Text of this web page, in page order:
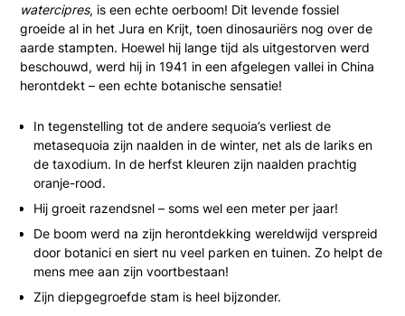
watercipres, is een echte oerboom! Dit levende fossiel
groeide al in het Jura en Krijt, toen dinosauriërs nog over de
aarde stampten. Hoewel hij lange tijd als uitgestorven werd
beschouwd, werd hij in 1941 in een afgelegen vallei in China
herontdekt – een echte botanische sensatie!
In tegenstelling tot de andere sequoia’s verliest de
metasequoia zijn naalden in de winter, net als de lariks en
de taxodium. In de herfst kleuren zijn naalden prachtig
oranje-rood.
Hij groeit razendsnel – soms wel een meter per jaar!
De boom werd na zijn herontdekking wereldwijd verspreid
door botanici en siert nu veel parken en tuinen. Zo helpt de
mens mee aan zijn voortbestaan!
Zijn diepgegroefde stam is heel bijzonder.